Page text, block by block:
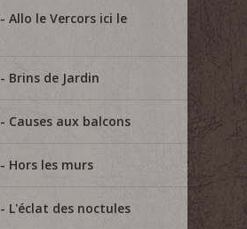
Allo le Vercors ici le
Brins de Jardin
Causes aux balcons
Hors les murs
L'éclat des noctules